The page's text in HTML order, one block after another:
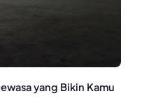
yang Bikin Kamu